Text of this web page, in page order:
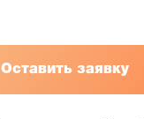
Оставить заявку